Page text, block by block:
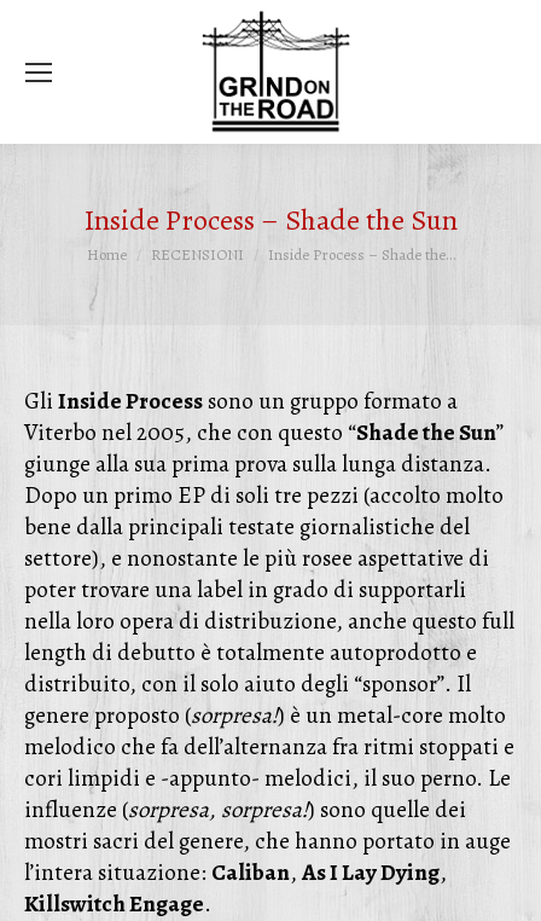
Inside Process – Shade the Sun
Tu sei qui:
Home RECENSIONI Inside Process – Shade the…
GliInside Processsono un gruppo formato a
Viterbo nel 2005, che con questo “Shade the Sun”
giunge alla sua prima prova sulla lunga distanza.
Dopo un primo EP di soli tre pezzi (accolto molto
bene dalla principali testate giornalistiche del
settore), e nonostante le più rosee aspettative di
poter trovare una label in grado di supportarli
nella loro opera di distribuzione, anche questo full
length di debutto è totalmente autoprodotto e
distribuito, con il solo aiuto degli “sponsor”. Il
genere proposto (sorpresa!) è un metal-core molto
melodico che fa dell’alternanza fra ritmi stoppati e
cori limpidi e -appunto- melodici, il suo perno. Le
influenze (sorpresa, sorpresa!) sono quelle dei
mostri sacri del genere, che hanno portato in auge
l’intera situazione: Caliban,As I Lay Dying,
Killswitch Engage.